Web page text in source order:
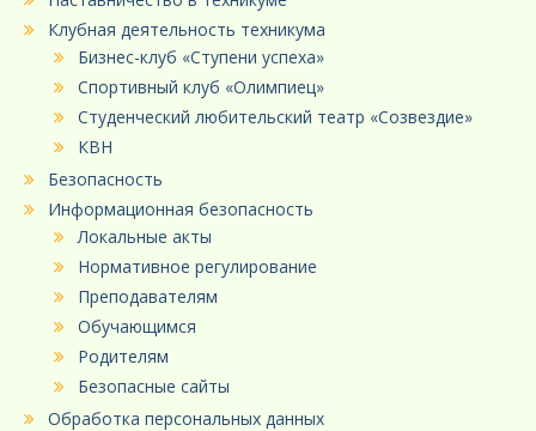
Клубная деятельность техникума
Бизнес-клуб «Ступени успеха»
Спортивный клуб «Олимпиец»
Студенческий любительский театр «Созвездие»
КВН
Безопасность
Информационная безопасность
Локальные акты
Нормативное регулирование
Преподавателям
Обучающимся
Родителям
Безопасные сайты
Обработка персональных данных